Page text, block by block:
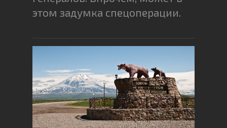
этом задумка спецоперации.